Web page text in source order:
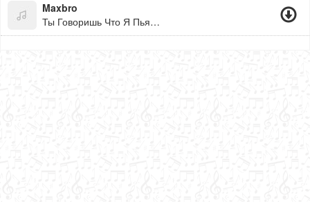
Maxbro
Ты Говоришь Что Я Пьян Cover